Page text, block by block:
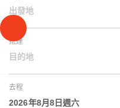
出發地
抵達
目的地
去程
2026年8月8日週六